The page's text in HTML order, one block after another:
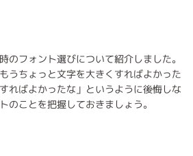
のフォント選びについて紹介しました。
うちょっと文字を大きくすればよかった
ればよかったな」というように後悔しな
のことを把握しておきましょう。